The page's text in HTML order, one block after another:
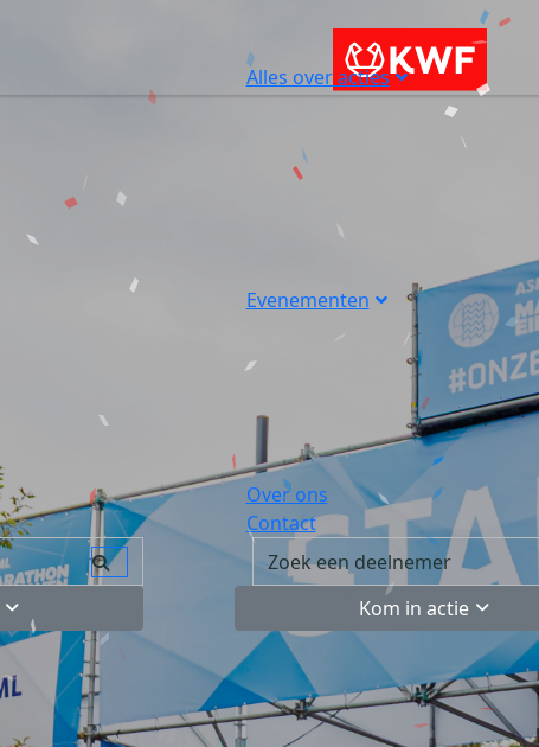
Alles over acties
Evenementen
Over ons
Contact
Kom in actie